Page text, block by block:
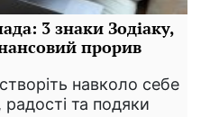
3 знаки Зодіаку,
прорив
навколо себе
та подяки